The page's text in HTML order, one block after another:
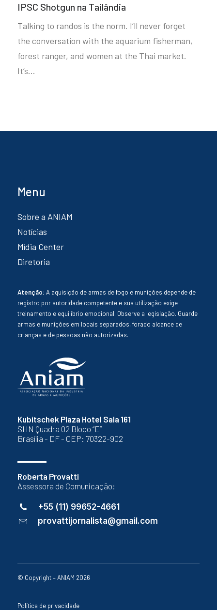
IPSC Shotgun na Tailândia
Talking to randos is the norm. I’ll never forget
the conversation with the aquarium fisherman,
forest ranger, and women at the Thai market.
It’s…
Kubitschek Plaza Hotel Sala 161
SHN Quadra 02 Bloco “E”
Brasília - DF - CEP: 70322-902
Roberta Provatti
Assessora de Comunicação:
+55 (11) 99652-4661
provattijornalista@gmail.com
Menu
Sobre a ANIAM
Notícias
Mídia Center
Diretoria
Atenção: A aquisição de armas de fogo e munições depende de
registro por autoridade competente e sua utilização exige
treinamento e equilíbrio emocional. Observe a legislação. Guarde
armas e munições em locais separados, forado alcance de
crianças e de pessoas não autorizadas.
© Copyright – ANIAM 2026
Política de privacidade